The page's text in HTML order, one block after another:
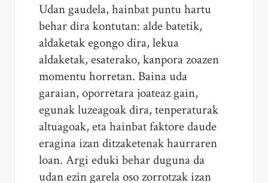
Udan gaudela, hainbat puntu hartu
behar dira kontutan: alde batetik,
aldaketak egongo dira, lekua
aldaketak, esaterako, kanpora zoazen
momentu horretan. Baina uda
garaian, oporretara joateaz gain,
egunak luzeagoak dira, tenperaturak
altuagoak, eta hainbat faktore daude
eragina izan ditzaketenak haurraren
loan. Argi eduki behar duguna da
udan ezin garela oso zorrotzak izan